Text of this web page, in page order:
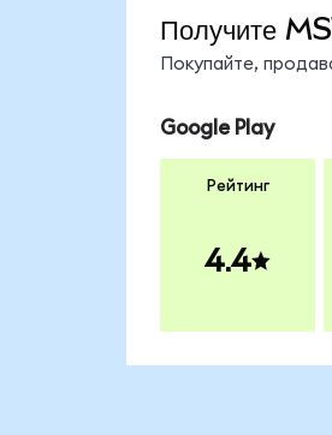
Получите
Покупайте,
Google Play
Рейтинг
4.4